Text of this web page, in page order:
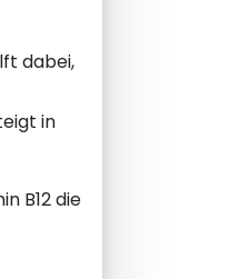
dabei,
in
B12 die